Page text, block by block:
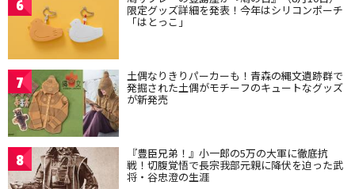
6 限定グッズ詳細を発表！今年はシリコンポーチ
「はとっこ」
7 土偶なりきりパーカーも！青森の縄文遺跡群で
発掘された土偶がモチーフのキュートなグッズ
が新発売
8 『豊臣兄弟！』小一郎の5万の大軍に徹底抗
戦！切腹覚悟で長宗我部元親に降伏を迫った武
将・谷忠澄の生涯